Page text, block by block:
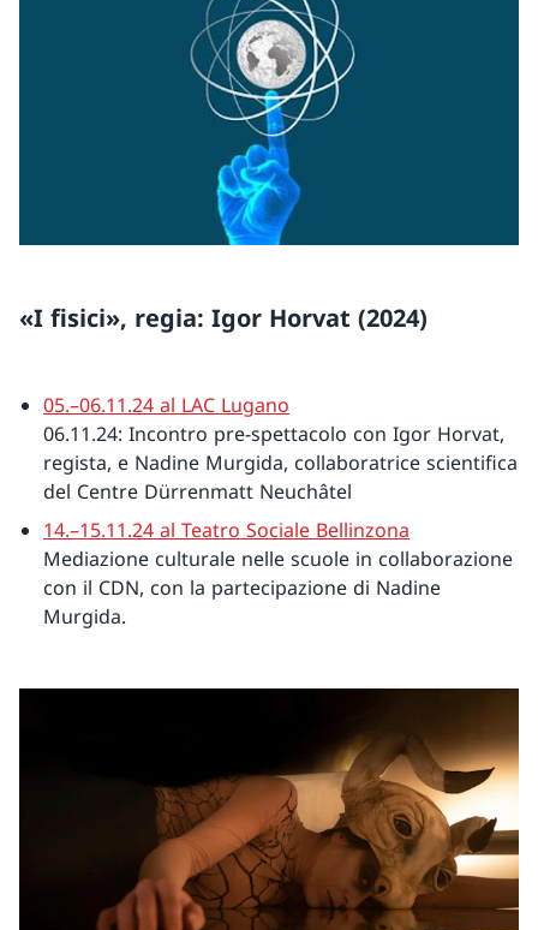
«I fisici», regia: Igor Horvat (2024)
05.–06.11.24 al LAC Lugano
06.11.24: Incontro pre-spettacolo con Igor Horvat,
regista, e Nadine Murgida, collaboratrice scientifica
del Centre Dürrenmatt Neuchâtel
14.–15.11.24 al Teatro Sociale Bellinzona
Mediazione culturale nelle scuole in collaborazione
con il CDN, con la partecipazione di Nadine
Murgida.